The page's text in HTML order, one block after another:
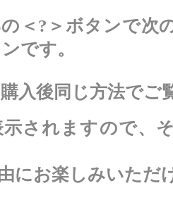
＜?＞ボタンで次
です。
入後同じ方法でご
されますので、
にお楽しみいただ